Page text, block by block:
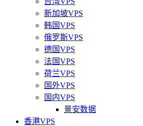
新加坡VPS
韩国VPS
俄罗斯VPS
德国VPS
法国VPS
荷兰VPS
国外VPS
国内VPS
景安数据
香港VPS